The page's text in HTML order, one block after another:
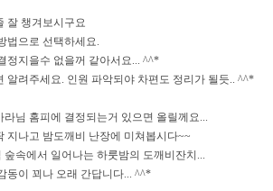
잘 챙겨보시구요
법으로 선택하세요.
정지을수 없을꺼 같아서요... ^^*
알려주세요. 인원 파악되야 차편도 정리가 될듯.. ^^*
라님 홈피에 결정되는거 있으면 올릴께요...
지나고 밤도깨비 난장에 미쳐봅시다~~
숲속에서 일어나는 하룻밤의 도깨비잔치...
동이 꾀나 오래 간답니다... ^^*